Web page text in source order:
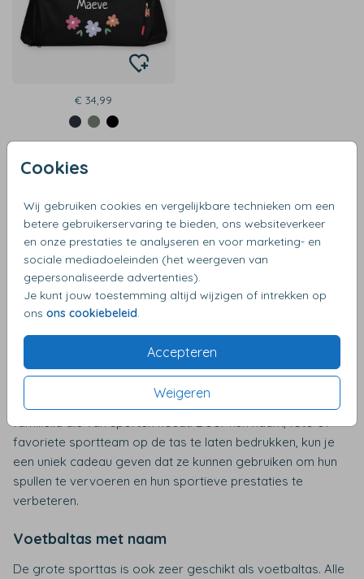
Cookies
Wij gebruiken cookies en vergelijkbare technieken om een
betere gebruikerservaring te bieden, ons websiteverkeer
en onze prestaties te analyseren en voor marketing- en
sociale mediadoeleinden (het weergeven van
gepersonaliseerde advertenties).
Je kunt jouw toestemming altijd wijzigen of intrekken op
ons ons cookiebeleid
Accepteren
Weigeren
€ 34,99
Sporttas met naam bedrukken
Onze sport- en reistassen zijn er in vele vrolijke kleuren!
Verkrijgbaar in 2 maten, medium en large. Door de leuke
verschillende kleuren en maten hebben wij zowel
sporttassen voor dames als sporttassen voor heren en
of weekendtas. Laat jouw nieuwe sporttas met naam
bedrukken, of natuurlijk met een afbeelding en/of tekst
naar keuze. Een sporttas met gepersonaliseerde details
kan ook een geweldig cadeau zijn voor een vriend of
familielid die van sporten houdt. Door hun naam, foto of
favoriete sportteam op de tas te laten bedrukken, kun je
een uniek cadeau geven dat ze kunnen gebruiken om hun
spullen te vervoeren en hun sportieve prestaties te
verbeteren.
Voetbaltas met naam
De grote sporttas is ook zeer geschikt als voetbaltas. Alle